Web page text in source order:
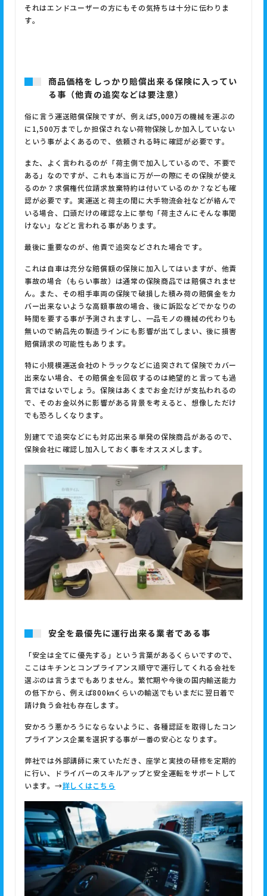
それはエンドユーザーの方にもその気持ちは十分に伝わりま
す。
商品価格をしっかり賠償出来る保険に入ってい
る事（他責の追突などは要注意）
俗に言う運送賠償保険ですが、例えば5,000万の機械を運ぶの
に1,500万までしか担保されない荷物保険しか加入していない
という事がよくあるので、依頼される時に確認が必要です。
また、よく言われるのが「荷主側で加入しているので、不要で
ある」なのですが、これも本当に万が一の際にその保険が使え
るのか？求償権代位請求放棄特約は付いているのか？なども確
認が必要です。実運送と荷主の間に大手物流会社などが絡んで
いる場合、口頭だけの確認な上に挙句「荷主さんにそんな事聞
けない」などと言われる事があります。
最後に重要なのが、他責で追突などされた場合です。
これは自車は充分な賠償額の保険に加入してはいますが、他責
事故の場合（もらい事故）は通常の保険商品では賠償されませ
ん。また、その相手車両の保険で破損した積み荷の賠償金をカ
バー出来ないような高額事故の場合、後に訴訟などでかなりの
時間を要する事が予測されますし、一品モノの機械の代わりも
無いので納品先の製造ラインにも影響が出てしまい、後に損害
賠償請求の可能性もあります。
特に小規模運送会社のトラックなどに追突されて保険でカバー
出来ない場合、その賠償金を回収するのは絶望的と言っても過
言ではないでしょう。保険はあくまでお金だけが支払われるの
で、そのお金以外に影響がある背景を考えると、想像しただけ
でも恐ろしくなります。
別建てで追突などにも対応出来る単発の保険商品があるので、
保険会社に確認し加入しておく事をオススメします。
安全を最優先に運行出来る業者である事
「安全は全てに優先する」という言葉があるくらいですので、
ここはキチンとコンプライアンス順守で運行してくれる会社を
選ぶのは言うまでもありません。繁忙期や今後の国内輸送能力
の低下から、例えば800㎞くらいの輸送でもいまだに翌日着で
請け負う会社も存在します。
安かろう悪かろうにならないように、各種認証を取得したコン
プライアンス企業を選択する事が一番の安心となります。
弊社では外部講師に来ていただき、座学と実技の研修を定期的
に行い、ドライバーのスキルアップと安全運転をサポートして
います。→詳しくはこちら